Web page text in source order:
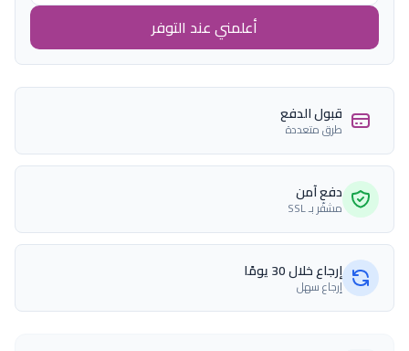
أعلمني عند التوفر
قبول الدفع
طرق متعددة
دفع آمن
مشفّر بـ SSL
إرجاع خلال 30 يومًا
إرجاع سهل